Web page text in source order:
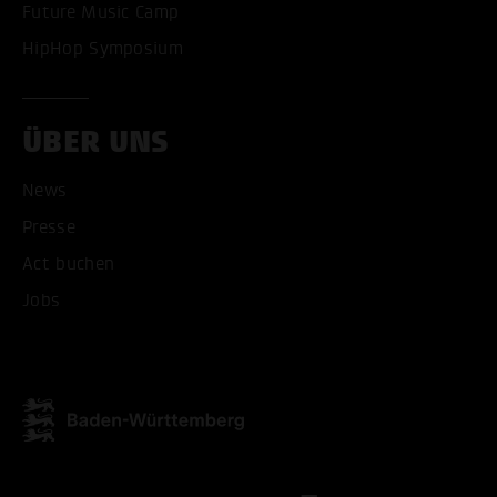
Future Music Camp
HipHop Symposium
ÜBER UNS
News
Presse
Act buchen
Jobs